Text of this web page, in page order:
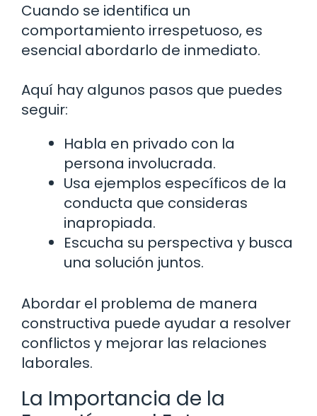
Cuando se identifica un
comportamiento irrespetuoso, es
esencial abordarlo de inmediato.
Aquí hay algunos pasos que puedes
seguir:
Habla en privado con la
persona involucrada.
Usa ejemplos específicos de la
conducta que consideras
inapropiada.
Escucha su perspectiva y busca
una solución juntos.
Abordar el problema de manera
constructiva puede ayudar a resolver
conflictos y mejorar las relaciones
laborales.
La Importancia de la